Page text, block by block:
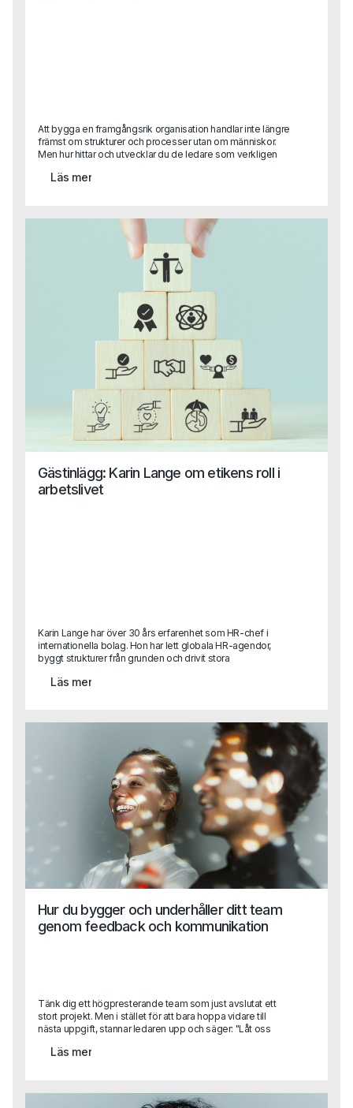
Att bygga en framgångsrik organisation handlar inte längre
främst om strukturer och processer utan om människor.
Men hur hittar och utvecklar du de ledare som verkligen
delar en av Capas grundare Sara Heimer med sig av
Läs mer
Gästinlägg: Karin Lange om etikens roll i
arbetslivet
Karin Lange har över 30 års erfarenhet som HR-chef i
internationella bolag. Hon har lett globala HR-agendor,
byggt strukturer från grunden och drivit stora
reflektioner kring ett ämne som är mer aktuellt än
ledarskap, kultur och individuella beslut den etiska
kompassen i ett företag? Och vilken roll spelar egentligen
Läs mer
Hur du bygger och underhåller ditt team
genom feedback och kommunikation
Tänk dig ett högpresterande team som just avslutat ett
stort projekt. Men i stället för att bara hoppa vidare till
nästa uppgift, stannar ledaren upp och säger: "Låt oss
Det här feedback samtalet, genomtänkt och konstruktivt,
ges på rätt sätt, blir det inte bara en möjlighet att korrigera
utan också att förstärka och utveckla det som fungerar.
Läs mer